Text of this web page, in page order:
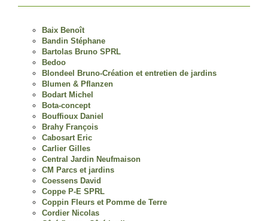
Baix Benoît
Bandin Stéphane
Bartolas Bruno SPRL
Bedoo
Blondeel Bruno-Création et entretien de jardins
Blumen & Pflanzen
Bodart Michel
Bota-concept
Bouffioux Daniel
Brahy François
Cabosart Eric
Carlier Gilles
Central Jardin Neufmaison
CM Parcs et jardins
Coessens David
Coppe P-E SPRL
Coppin Fleurs et Pomme de Terre
Cordier Nicolas